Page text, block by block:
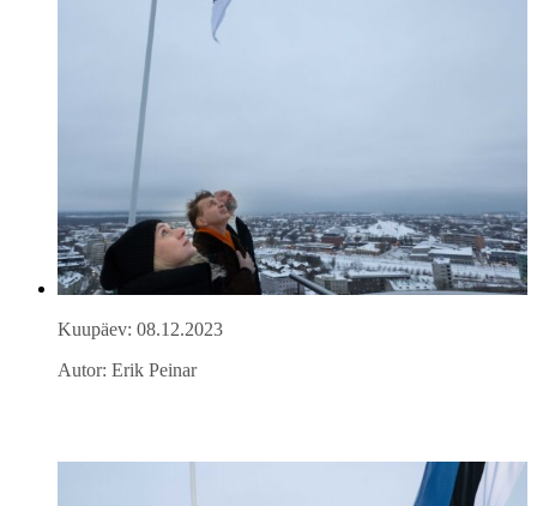
Kuupäev: 08.12.2023
Autor: Erik Peinar